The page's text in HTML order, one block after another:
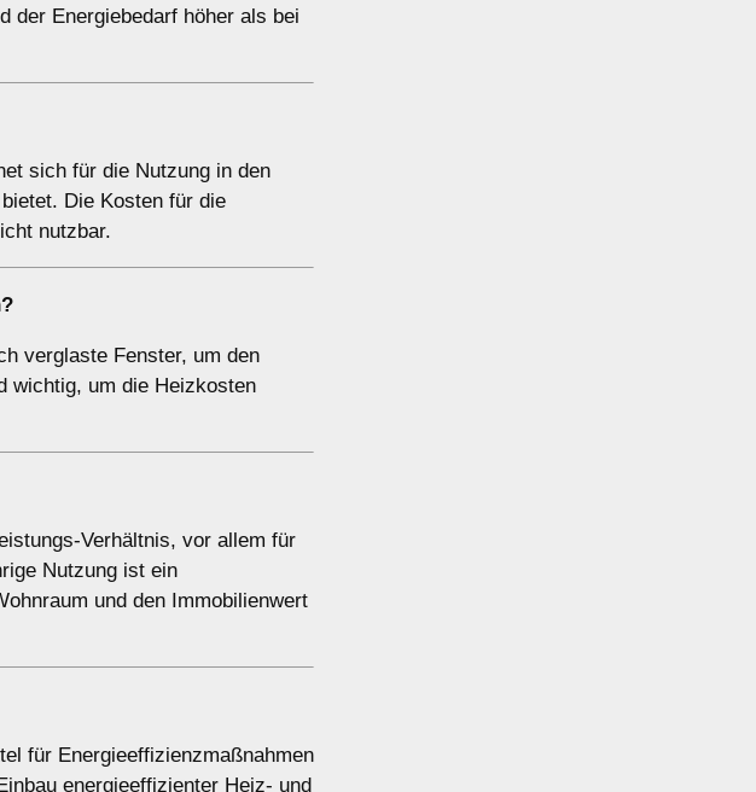
der Energiebedarf höher als bei
sich für die Nutzung in den
Die Kosten für die
nutzbar.
verglaste Fenster, um den
wichtig, um die Heizkosten
Verhältnis, vor allem für
Nutzung ist ein
und den Immobilienwert
für Energieeffizienzmaßnahmen
energieeffizienter Heiz- und